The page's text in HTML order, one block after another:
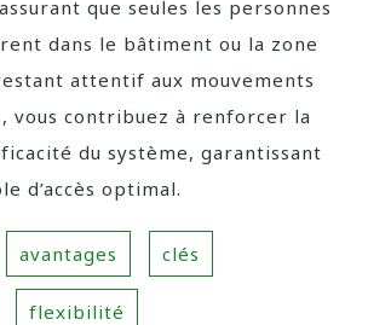
que seules les personnes
dans le bâtiment ou la zone
attentif aux mouvements
vous contribuez à renforcer la
du système, garantissant
d’accès optimal.
avantages clés
flexibilité